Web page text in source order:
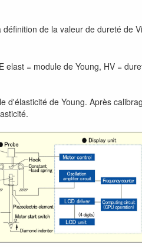
de la valeur de dureté de
= module de Young, HV =
d'élasticité de Young. Après